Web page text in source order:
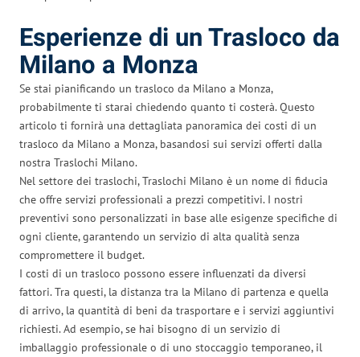
Esperienze di un Trasloco da
Milano a Monza
Se stai pianificando un trasloco da Milano a Monza,
probabilmente ti starai chiedendo quanto ti costerà. Questo
articolo ti fornirà una dettagliata panoramica dei costi di un
trasloco da Milano a Monza, basandosi sui servizi offerti dalla
nostra Traslochi Milano.
Nel settore dei traslochi, Traslochi Milano è un nome di fiducia
che offre servizi professionali a prezzi competitivi. I nostri
preventivi sono personalizzati in base alle esigenze specifiche di
ogni cliente, garantendo un servizio di alta qualità senza
compromettere il budget.
I costi di un trasloco possono essere influenzati da diversi
fattori. Tra questi, la distanza tra la Milano di partenza e quella
di arrivo, la quantità di beni da trasportare e i servizi aggiuntivi
richiesti. Ad esempio, se hai bisogno di un servizio di
imballaggio professionale o di uno stoccaggio temporaneo, il